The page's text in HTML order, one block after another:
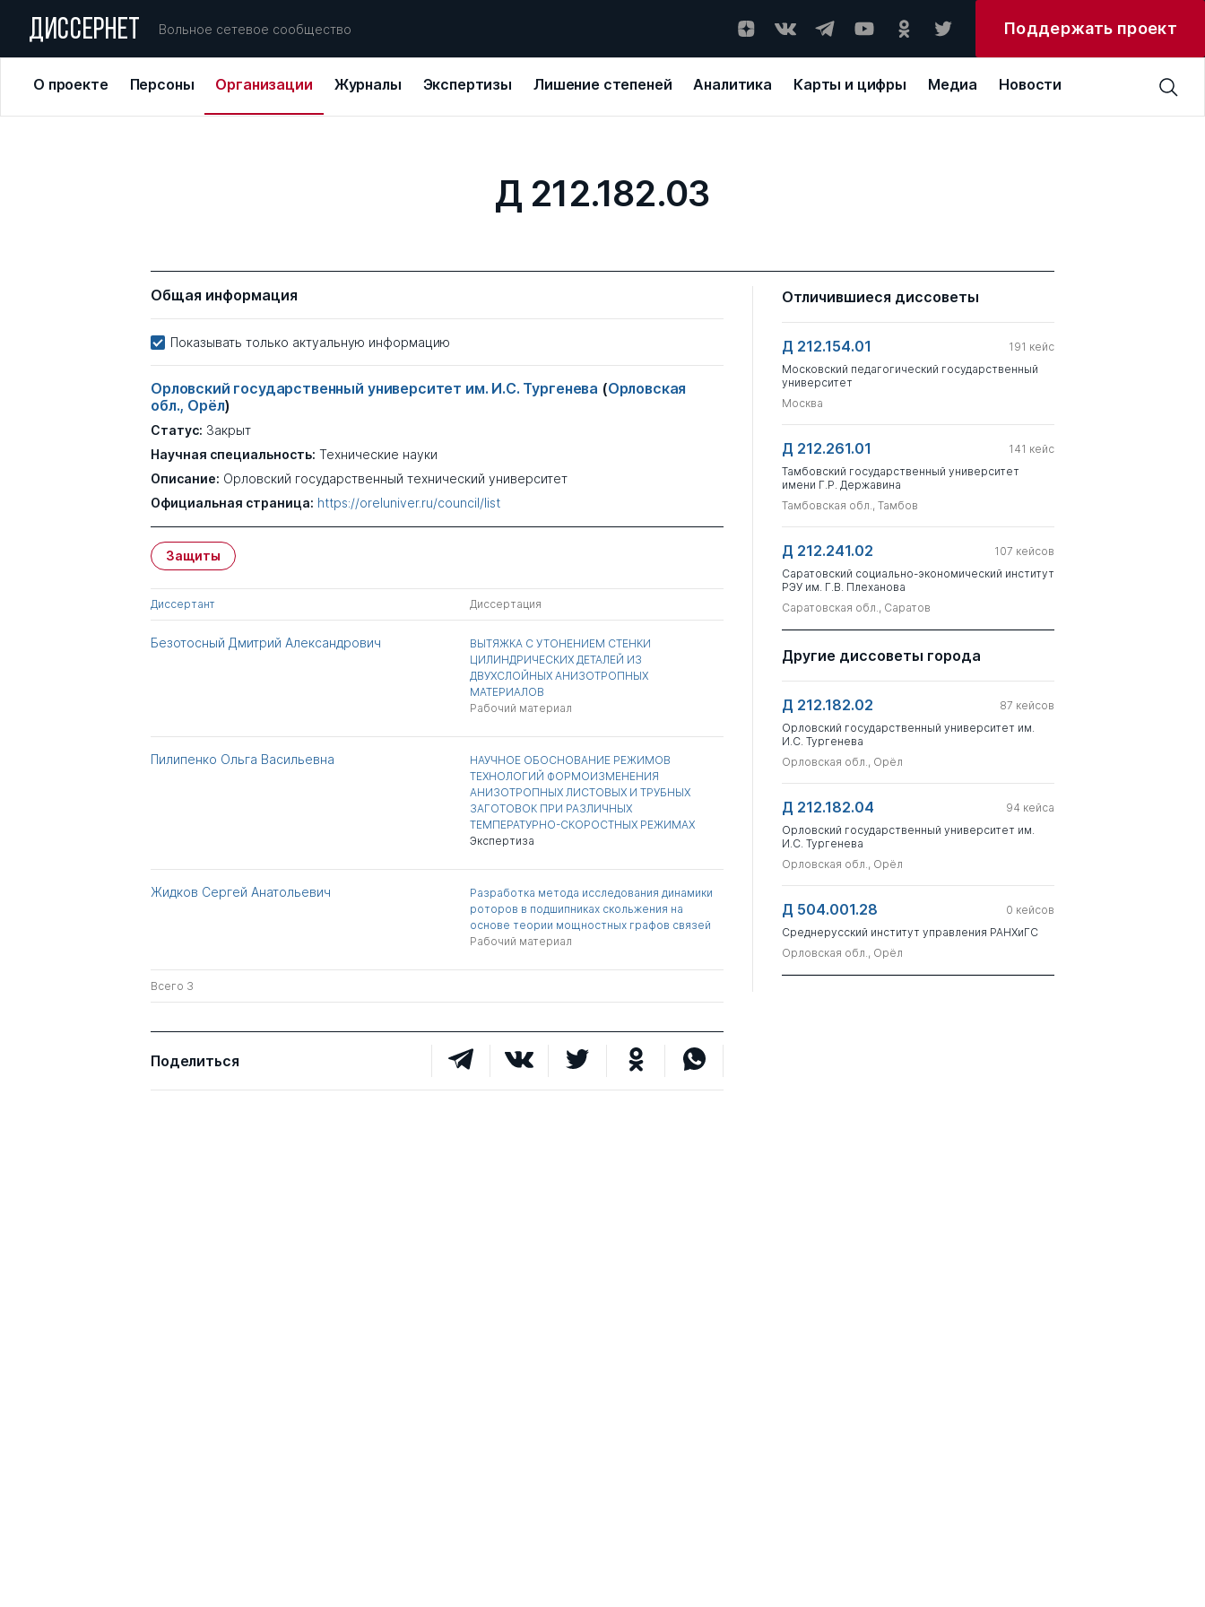
ДИССЕРНЕТ Вольное сетевое сообщество Поддержать проект
О проекте Персоны Организации Журналы Экспертизы Лишение степеней Аналитика Карты и цифры Медиа Новости
Д 212.182.03
Общая информация
Показывать только актуальную информацию
Орловский государственный университет им. И.С. Тургенева (Орловская
обл., Орёл)
Статус: Закрыт
Научная специальность: Технические науки
Описание: Орловский государственный технический университет
Официальная страница: https://oreluniver.ru/council/list
Защиты
Диссертант Диссертация
Безотосный Дмитрий Александрович
ВЫТЯЖКА С УТОНЕНИЕМ СТЕНКИ
ЦИЛИНДРИЧЕСКИХ ДЕТАЛЕЙ ИЗ
ДВУХСЛОЙНЫХ АНИЗОТРОПНЫХ
МАТЕРИАЛОВ
Рабочий материал
Пилипенко Ольга Васильевна
НАУЧНОЕ ОБОСНОВАНИЕ РЕЖИМОВ
ТЕХНОЛОГИЙ ФОРМОИЗМЕНЕНИЯ
АНИЗОТРОПНЫХ ЛИСТОВЫХ И ТРУБНЫХ
ЗАГОТОВОК ПРИ РАЗЛИЧНЫХ
ТЕМПЕРАТУРНО-СКОРОСТНЫХ РЕЖИМАХ
Экспертиза
Жидков Сергей Анатольевич
Разработка метода исследования динамики
роторов в подшипниках скольжения на
основе теории мощностных графов связей
Рабочий материал
Всего 3
Поделиться
Отличившиеся диссоветы
Д 212.154.01 191 кейс
Московский педагогический государственный
университет
Москва
Д 212.261.01 141 кейс
Тамбовский государственный университет
имени Г.Р. Державина
Тамбовская обл., Тамбов
Д 212.241.02 107 кейсов
Саратовский социально-экономический институт
РЭУ им. Г.В. Плеханова
Саратовская обл., Саратов
Другие диссоветы города
Д 212.182.02 87 кейсов
Орловский государственный университет им.
И.С. Тургенева
Орловская обл., Орёл
Д 212.182.04 94 кейса
Орловский государственный университет им.
И.С. Тургенева
Орловская обл., Орёл
Д 504.001.28 0 кейсов
Среднерусский институт управления РАНХиГС
Орловская обл., Орёл